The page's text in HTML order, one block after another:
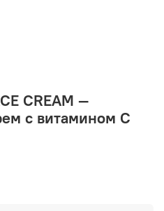
CREAM —
с витамином С